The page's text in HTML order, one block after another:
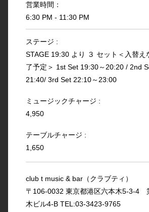
営業時間：
6:30 PM - 11:30 PM
ステージ :
STAGE 19:30 より ３ セット＜入替え
了予定＞ 1st Set 19:30～20:20 / 2nd
21:40/ 3rd Set 22:10～23:00
ミュージックチャージ :
4,950
テーブルチャージ :
1,650
club t music & bar（クラブティ）
〒106-0032 東京都港区六本木5-3-4
木ビル4-B TEL:03-3423-9765